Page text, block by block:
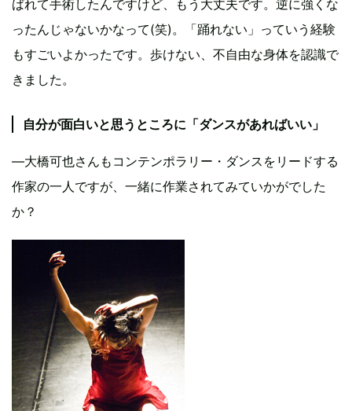
ばれて手術したんですけど、もう大丈夫です。逆に強くな
ったんじゃないかなって(笑)。「踊れない」っていう経験
もすごいよかったです。歩けない、不自由な身体を認識で
きました。
自分が面白いと思うところに「ダンスがあればいい」
―大橋可也さんもコンテンポラリー・ダンスをリードする
作家の一人ですが、一緒に作業されてみていかがでした
か？